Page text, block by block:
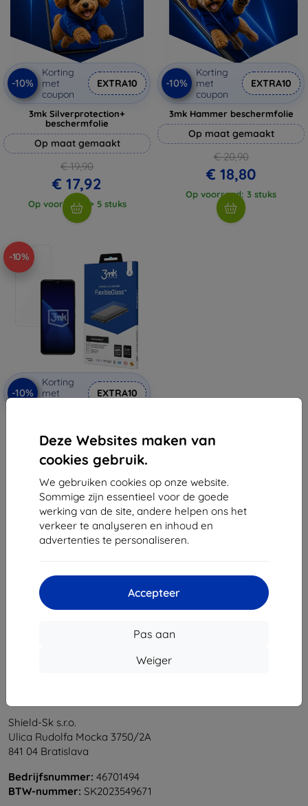
Deze Websites maken van
cookies gebruik.
We gebruiken cookies op onze website.
Sommige zijn essentieel voor de goede
werking van de site, andere helpen ons het
verkeer te analyseren en inhoud en
advertenties te personaliseren.
Accepteer
Pas aan
Weiger
-10%
Korting
met
coupon
EXTRA10
3mk Silverprotection+
beschermfolie
Op maat gemaakt
€ 19,90
€ 17,92
Op voorraad: > 5 stuks
-10%
Korting
met
coupon
EXTRA10
3mk Hammer beschermfolie
Op maat gemaakt
€ 20,90
€ 18,80
Op voorraad: 3 stuks
-10%
-10%
Korting
met
EXTRA10
gehard glas voor HMD Aura 2
€ 11,89
€ 10,71
Op voorraad: > 5 stuks
Van totaal
«
Shield-Sk s.r.o.
Ulica Rudolfa Mocka 3750/2A
841 04 Bratislava
Bedrijfsnummer: 46701494
BTW-nummer: SK2023549671